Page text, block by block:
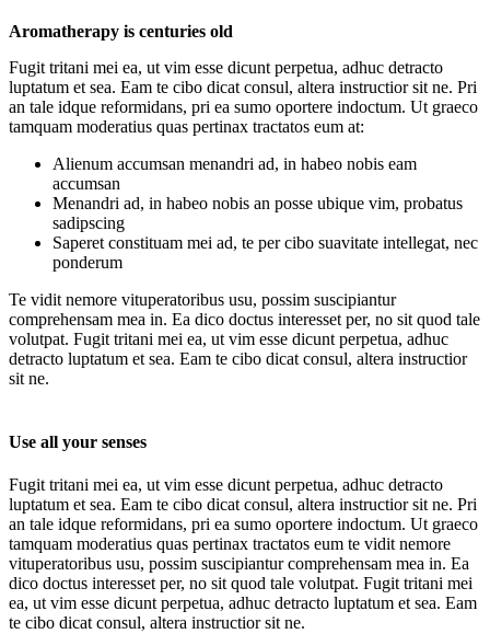
Aromatherapy is centuries old
Fugit tritani mei ea, ut vim esse dicunt perpetua, adhuc detracto
luptatum et sea. Eam te cibo dicat consul, altera instructior sit ne. Pri
an tale idque reformidans, pri ea sumo oportere indoctum. Ut graeco
tamquam moderatius quas pertinax tractatos eum at:
Alienum accumsan menandri ad, in habeo nobis eam
accumsan
Menandri ad, in habeo nobis an posse ubique vim, probatus
sadipscing
Saperet constituam mei ad, te per cibo suavitate intellegat, nec
ponderum
Te vidit nemore vituperatoribus usu, possim suscipiantur
comprehensam mea in. Ea dico doctus interesset per, no sit quod tale
volutpat. Fugit tritani mei ea, ut vim esse dicunt perpetua, adhuc
detracto luptatum et sea. Eam te cibo dicat consul, altera instructior
sit ne.
Use all your senses
Fugit tritani mei ea, ut vim esse dicunt perpetua, adhuc detracto
luptatum et sea. Eam te cibo dicat consul, altera instructior sit ne. Pri
an tale idque reformidans, pri ea sumo oportere indoctum. Ut graeco
tamquam moderatius quas pertinax tractatos eum te vidit nemore
vituperatoribus usu, possim suscipiantur comprehensam mea in. Ea
dico doctus interesset per, no sit quod tale volutpat. Fugit tritani mei
ea, ut vim esse dicunt perpetua, adhuc detracto luptatum et sea. Eam
te cibo dicat consul, altera instructior sit ne.